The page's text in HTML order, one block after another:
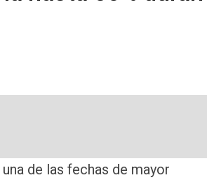
de las fechas de mayor